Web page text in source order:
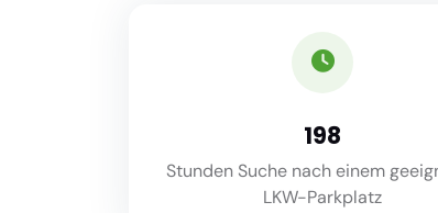
220
Stunden Suche nach einem
LKW-Parkplatz